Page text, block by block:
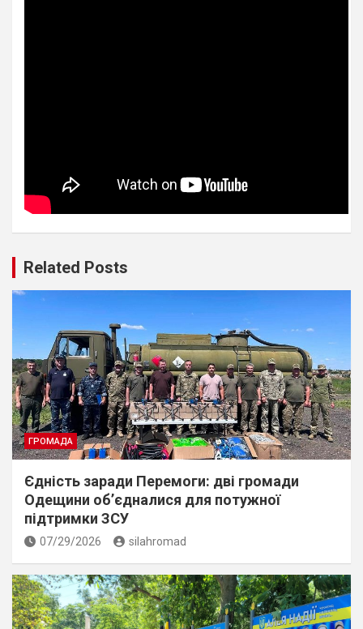
Related Posts
ГРОМАДА
Єдність заради Перемоги: дві громади
Одещини об’єдналися для потужної
підтримки ЗСУ
07/29/2026 silahromad